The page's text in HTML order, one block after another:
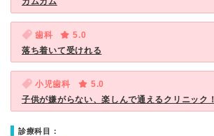
歯科
5.0
落ち着いて受けれる
小児歯科
5.0
子供が嫌がらない、楽しんで通えるクリニック！
診療科目：